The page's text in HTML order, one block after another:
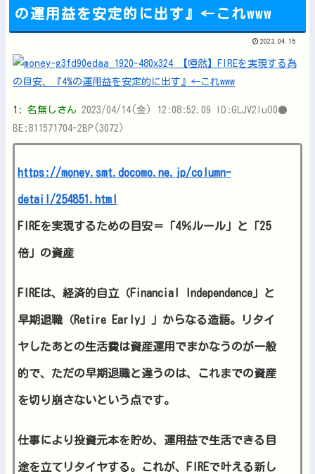
Powered by livedoor 相互RSS
の運用益を安定的に出す』←これwww
2023.04.15
1: 名無しさん 2023/04/14(金) 12:08:52.09 ID:GLJV2IuO0●
BE:811571704-2BP(3072)
https://money.smt.docomo.ne.jp/column-
detail/254851.html
FIREを実現するための目安＝「4％ルール」と「25
倍」の資産
FIREは、経済的自立（Financial Independence」と
早期退職（Retire Early」」からなる造語。リタイ
ヤしたあとの生活費は資産運用でまかなうのが一般
的で、ただの早期退職と違うのは、これまでの資産
を切り崩さないという点です。
仕事により投資元本を貯め、運用益で生活できる目
途を立てリタイヤする。これが、FIREで叶える新し